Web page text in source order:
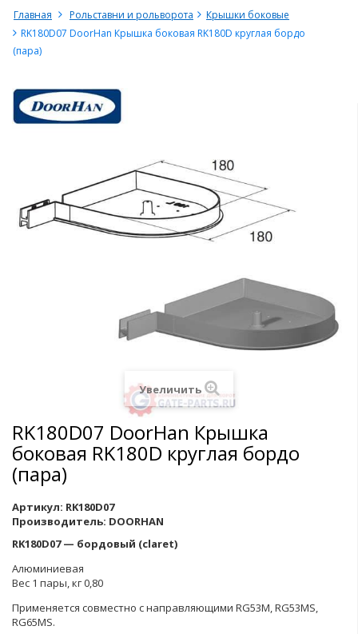
Главная Рольставни и рольворота
Крышки боковые
RK180D07 DoorHan Крышка боковая RK180D круглая бордо
(пара)
Увеличить
RK180D07 DoorHan Крышка
боковая RK180D круглая бордо
(пара)
Артикул: RK180D07
Производитель: DOORHAN
RK180D07 — бордовый (claret)
Алюминиевая
Вес 1 пары, кг 0,80
Применяется совместно с направляющими RG53M, RG53MS,
RG65MS.